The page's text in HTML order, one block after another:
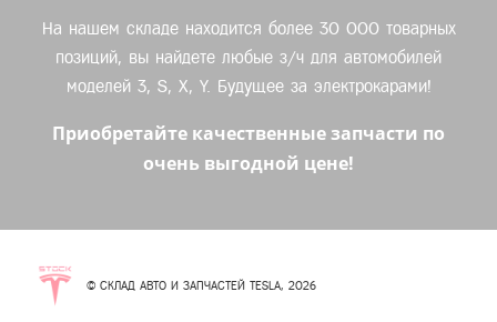
На нашем складе находится более 30 000 товарных
позиций, вы найдете любые з/ч для автомобилей
моделей 3, S, X, Y. Будущее за электрокарами!
Приобретайте качественные запчасти по
очень выгодной цене!
© СКЛАД АВТО И ЗАПЧАСТЕЙ TESLA, 2026